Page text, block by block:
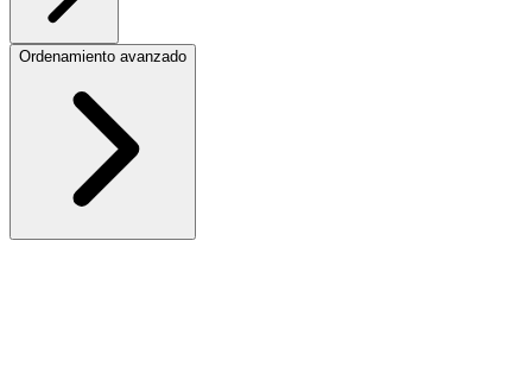
Ordenamiento avanzado